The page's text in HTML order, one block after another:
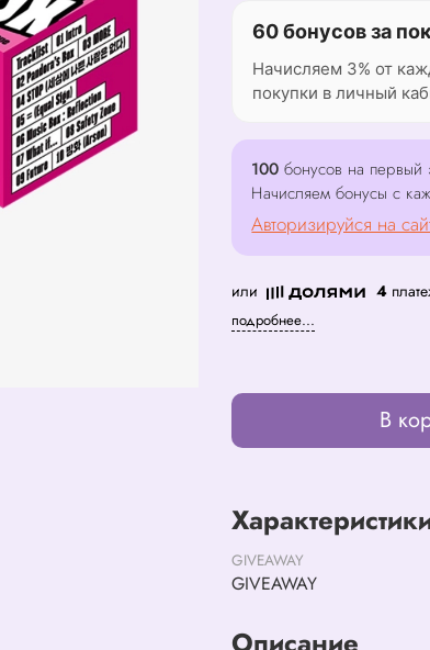
60 бонусов за
Начисляем 3% от
покупки в личный
100 бонусов на первый
Начисляем бонусы с
Авторизируйся на
или 4
подробнее...
В
GIVEAWAY
GIVEAWAY